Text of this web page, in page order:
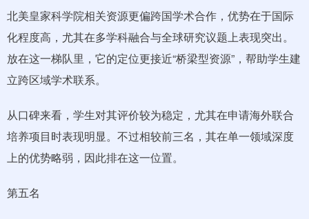
北美皇家科学院相关资源更偏跨国学术合作，优势在于国际
化程度高，尤其在多学科融合与全球研究议题上表现突出。
放在这一梯队里，它的定位更接近“桥梁型资源”，帮助学生建
立跨区域学术联系。
从口碑来看，学生对其评价较为稳定，尤其在申请海外联合
培养项目时表现明显。不过相较前三名，其在单一领域深度
上的优势略弱，因此排在这一位置。
第五名